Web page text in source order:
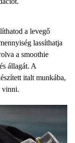
a levegő
lassíthatja
a smoothie
állagát. A
italt munkába,
vinni.